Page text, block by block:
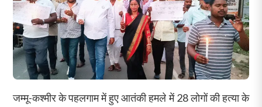
जम्मू-कश्मीर के पहलगाम में हुए आतंकी हमले में 28 लोगों की हत्या के